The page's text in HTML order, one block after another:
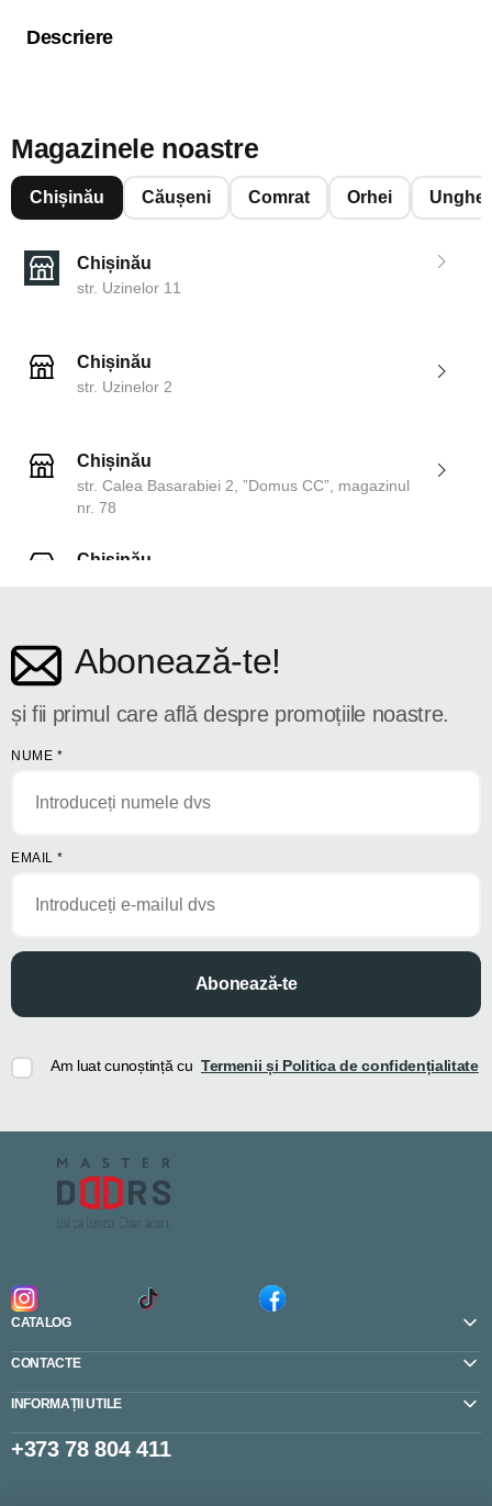
Descriere
Magazinele noastre
Chișinău Căușeni Comrat Orhei
Chișinău
str. Uzinelor 11
Chișinău
str. Uzinelor 2
Chișinău
str. Calea Basarabiei 2, ”Domus CC”, magazinul
nr. 78
Chișinău
Abonează-te!
și fii primul care află despre promoțiile noastre.
NUME *
EMAIL *
Abonează-te
Am luat cunoștință cu Termenii și Politica de confidențialitate
CATALOG
CONTACTE
INFORMAȚII UTILE
+373 78 804 411